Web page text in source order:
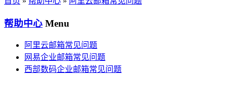
帮助中心 Menu
阿里云邮箱常见问题
网易企业邮箱常见问题
西部数码企业邮箱常见问题